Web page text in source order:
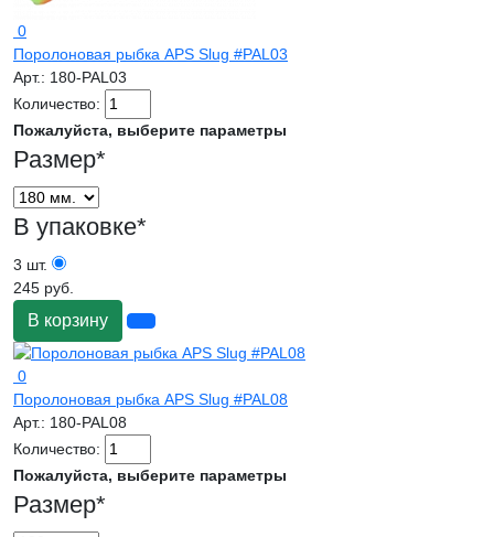
0
Поролоновая рыбка APS Slug #PAL03
Арт.: 180-PAL03
Количество:
Пожалуйста, выберите параметры
Размер*
В упаковке*
3 шт.
245 руб.
В корзину
0
Поролоновая рыбка APS Slug #PAL08
Арт.: 180-PAL08
Количество:
Пожалуйста, выберите параметры
Размер*